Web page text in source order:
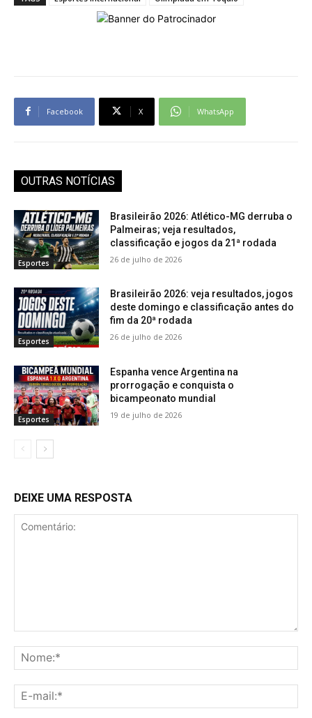
Facebook X WhatsApp
OUTRAS NOTÍCIAS
Esportes
Brasileirão 2026: Atlético-MG derruba o
Palmeiras; veja resultados,
classificação e jogos da 21ª rodada
26 de julho de 2026
Esportes
Brasileirão 2026: veja resultados, jogos
deste domingo e classificação antes do
fim da 20ª rodada
26 de julho de 2026
Esportes
Espanha vence Argentina na
prorrogação e conquista o
bicampeonato mundial
19 de julho de 2026
DEIXE UMA RESPOSTA